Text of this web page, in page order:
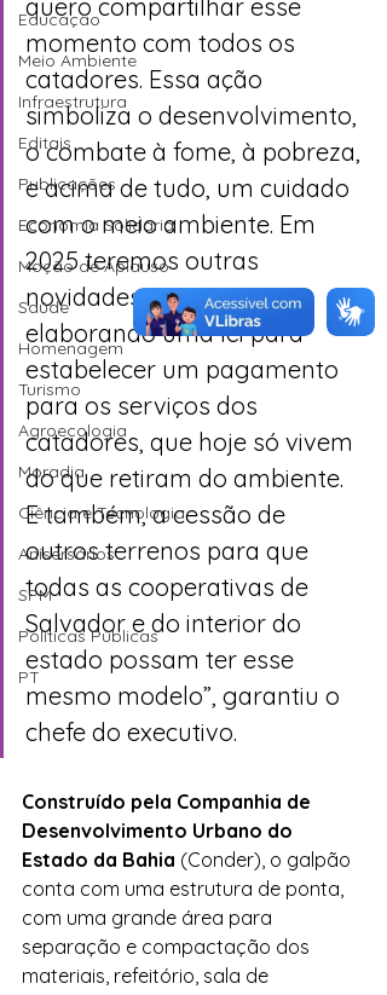
Educação
Meio Ambiente
Infraestrutura
Editais
Publicações
Economia Solidária
Moção de Aplauso
Saúde
Homenagem
Turismo
Agroecologia
Moradia
Ciência e Tecnologia
Anisersários
SPM
Políticas Públicas
PT
quero compartilhar esse
momento com todos os
catadores. Essa ação
simboliza o desenvolvimento,
o combate à fome, à pobreza,
e acima de tudo, um cuidado
com o meio ambiente. Em
2025 teremos outras
novidades. Estamos
elaborando uma lei para
estabelecer um pagamento
para os serviços dos
catadores, que hoje só vivem
do que retiram do ambiente.
E também, a cessão de
outros terrenos para que
todas as cooperativas de
Salvador e do interior do
estado possam ter esse
mesmo modelo”, garantiu o
chefe do executivo.
Construído pela Companhia de
Desenvolvimento Urbano do
Estado da Bahia (Conder), o galpão
conta com uma estrutura de ponta,
com uma grande área para
separação e compactação dos
materiais, refeitório, sala de